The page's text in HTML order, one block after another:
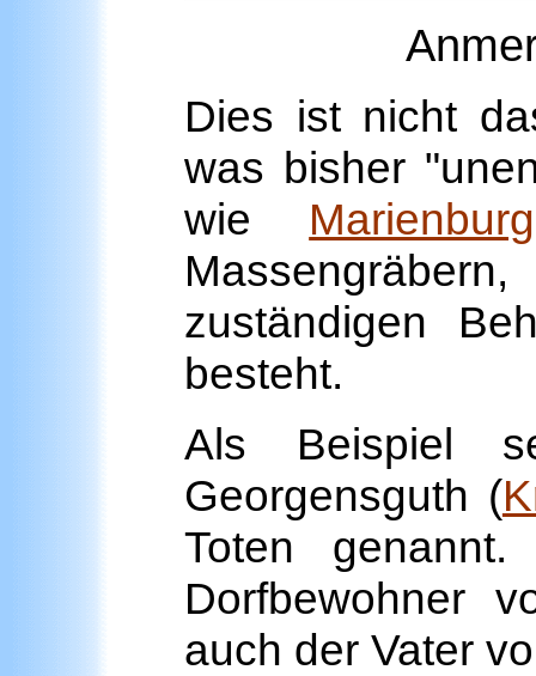
Dies ist nicht
was bisher
wie Marienburg
zuständigen
besteht.
Als Beispiel
Georgensguth (
Toten
Dorfbewohner
auch der Vater